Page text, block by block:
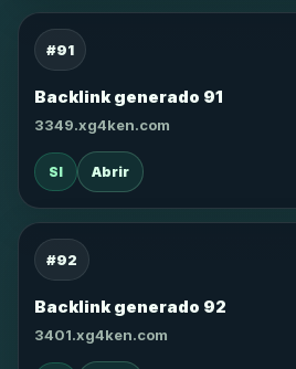
#91
Backlink generado 91
3349.xg4ken.com
SI Abrir
#92
Backlink generado 92
3401.xg4ken.com